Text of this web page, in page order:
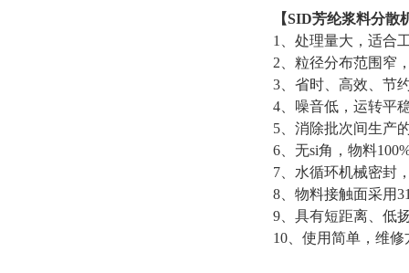
【SID芳纶浆料分散
1、处理量大，适合
2、粒径分布范围窄
3、省时、高效、节
4、噪音低，运转平
5、消除批次间生产
6、无si角，物料
7、水循环机械密封
8、物料接触面采用
9、具有短距离、低
10、使用简单，维修